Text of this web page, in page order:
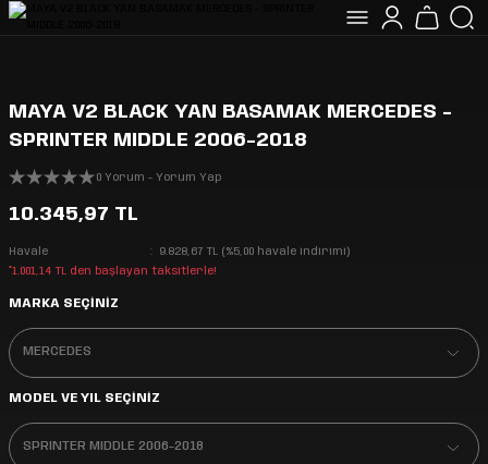
MAYA V2 BLACK YAN BASAMAK MERCEDES -
SPRINTER MIDDLE 2006-2018
0 Yorum - Yorum Yap
10.345,97 TL
Havale
9.828,67 TL (%5,00 havale indirimi)
*1.001,14 TL den başlayan taksitlerle!
MARKA SEÇİNİZ
MODEL VE YIL SEÇİNİZ